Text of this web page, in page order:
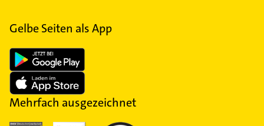
Gelbe Seiten als App
Mehrfach ausgezeichnet